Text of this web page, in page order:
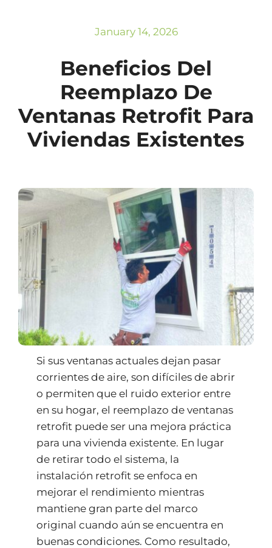
January 14, 2026
Beneficios Del
Reemplazo De
Ventanas Retrofit Para
Viviendas Existentes
Si sus ventanas actuales dejan pasar
corrientes de aire, son difíciles de abrir
o permiten que el ruido exterior entre
en su hogar, el reemplazo de ventanas
retrofit puede ser una mejora práctica
para una vivienda existente. En lugar
de retirar todo el sistema, la
instalación retrofit se enfoca en
mejorar el rendimiento mientras
mantiene gran parte del marco
original cuando aún se encuentra en
buenas condiciones. Como resultado,